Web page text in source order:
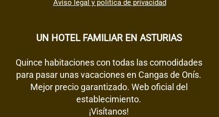
Aviso legal y política de privacidad
UN HOTEL FAMILIAR EN ASTURIAS
Quince habitaciones con todas las comodidades
para pasar unas vacaciones en Cangas de Onís.
Mejor precio garantizado. Web oficial del
establecimiento.
¡Visítanos!